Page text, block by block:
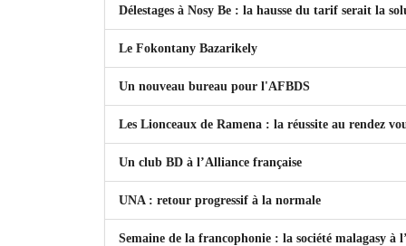
Délestages à Nosy Be : la hausse du tarif serait la
Le Fokontany Bazarikely
Un nouveau bureau pour l'AFBDS
Les Lionceaux de Ramena : la réussite au rendez
Un club BD à l’Alliance française
UNA : retour progressif à la normale
Semaine de la francophonie : la société malagasy à